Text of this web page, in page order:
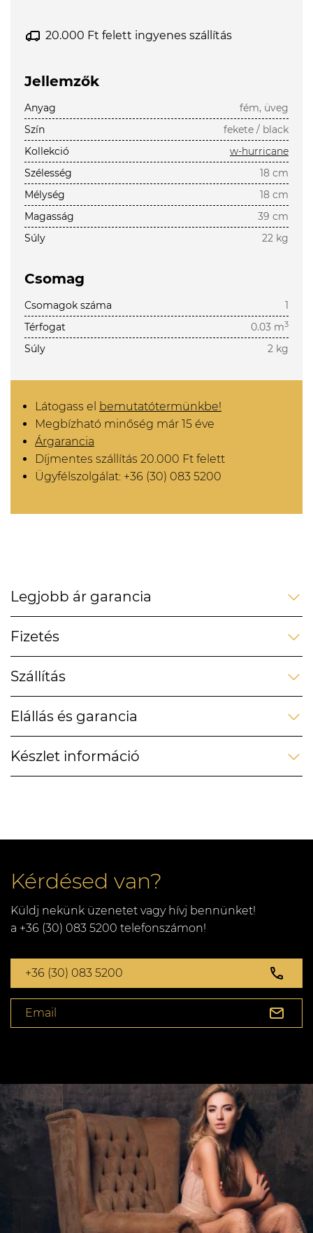
20.000 Ft felett ingyenes szállítás
Jellemzők
Anyag
fém, üveg
Szín
fekete / black
Kollekció
w-hurricane
Szélesség
18 cm
Mélység
18 cm
Magasság
39 cm
Súly
22 kg
Csomag
Csomagok száma
1
Térfogat
0.03 m3
Súly 2 kg
Látogass el bemutatótermünkbe!
Megbízható minőség már 15 éve
Árgarancia
Díjmentes szállítás 20.000 Ft felett
Ügyfélszolgálat: +36 (30) 083 5200
Legjobb ár garancia
Fizetés
Szállítás
Elállás és garancia
Készlet információ
Kérdésed van?
Küldj nekünk üzenetet vagy hívj bennünket!
a +36 (30) 083 5200 telefonszámon!
+36 (30) 083 5200
Email